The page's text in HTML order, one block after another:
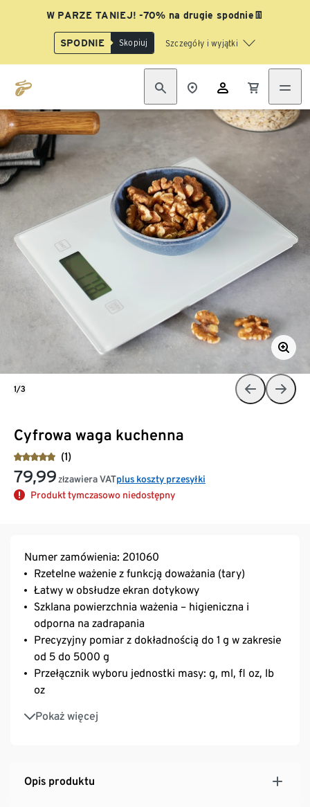
W PARZE TANIEJ! -70% na drugie spodnie👖
SPODNIE Skopiuj Szczegóły i wyjątki
Cyfrowa waga kuchenna
(1)
79,99 złzawiera VATplus koszty przesyłki
Produkt tymczasowo niedostępny
1/3
Numer zamówienia: 201060
Rzetelne ważenie z funkcją doważania (tary)
Łatwy w obsłudze ekran dotykowy
Szklana powierzchnia ważenia – higieniczna i
odporna na zadrapania
Precyzyjny pomiar z dokładnością do 1 g w zakresie
od 5 do 5000 g
Przełącznik wyboru jednostki masy: g, ml, fl oz, lb
oz
Pokaż więcej
Automatyczne wyłączanie po ok. 60 sekundach
Wyświetlanie błędu przy przeciążeniu
Opis produktu